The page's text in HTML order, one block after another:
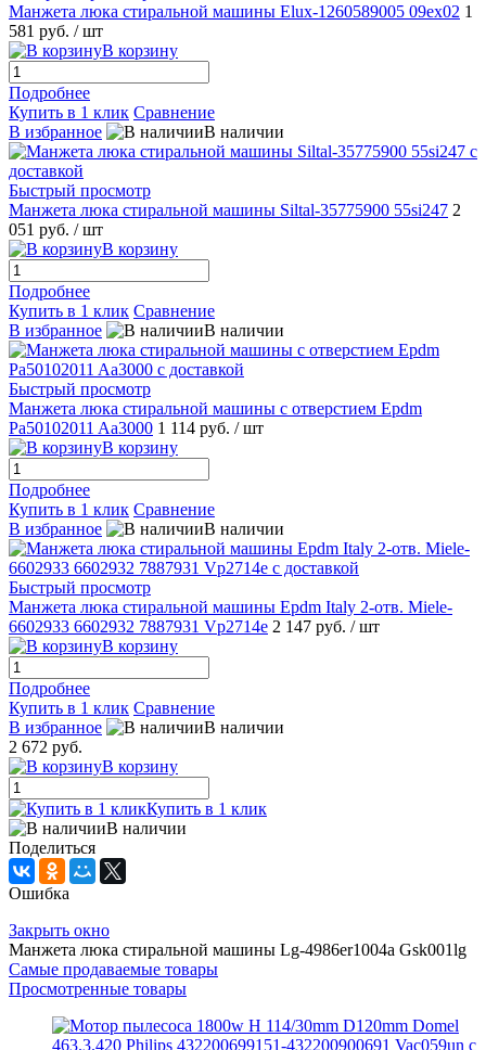
Манжета люка стиральной машины Elux-1260589005 09ex02 1
581 руб. / шт
В корзину
Подробнее
Купить в 1 клик Сравнение
В избранное
В наличии
Быстрый просмотр
Манжета люка стиральной машины Siltal-35775900 55si247 2
051 руб. / шт
В корзину
Подробнее
Купить в 1 клик Сравнение
В избранное
В наличии
Быстрый просмотр
Манжета люка стиральной машины с отверстием Epdm
Pa50102011 Aa3000 1 114 руб. / шт
В корзину
Подробнее
Купить в 1 клик Сравнение
В избранное
В наличии
Быстрый просмотр
Манжета люка стиральной машины Epdm Italy 2-отв. Miele-
6602933 6602932 7887931 Vp2714e 2 147 руб. / шт
В корзину
Подробнее
Купить в 1 клик Сравнение
В избранное
В наличии
2 672 руб.
В корзину
Купить в 1 клик
В наличии
Поделиться
Ошибка
Закрыть окно
Манжета люка стиральной машины Lg-4986er1004a Gsk001lg
Самые продаваемые товары
Просмотренные товары